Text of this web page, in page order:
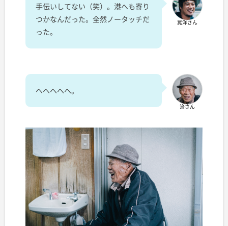
晃洋さん
手伝いしてない（笑）。港へも寄り
つかなんだった。全然ノータッチだ
った。
治さん
ヘヘヘヘヘ。